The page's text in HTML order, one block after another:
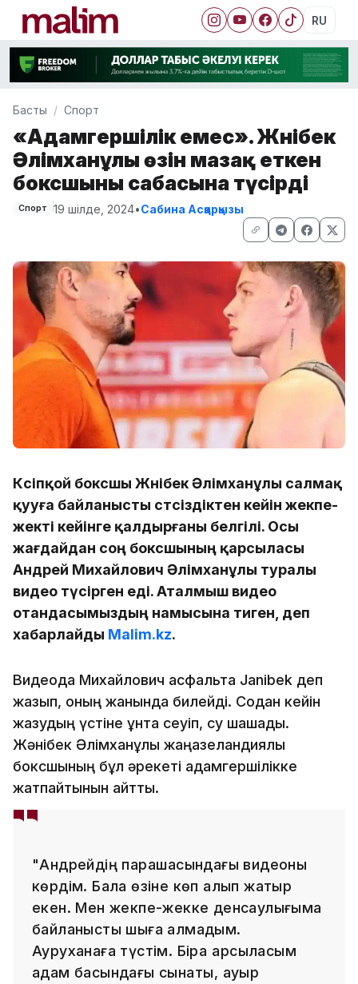
RU
Басты Спорт
«Адамгершілік емес». Жәнібек
Әлімханұлы өзін мазақ еткен
боксшыны сабасына түсірді
Спорт 19 шілде, 2024•Сабина Асқарқызы
Кәсіпқой боксшы Жәнібек Әлімханұлы салмақ
қууға байланысты сәтсіздіктен кейін жекпе-
жекті кейінге қалдырғаны белгілі. Осы
жағдайдан соң боксшының қарсыласы
Андрей Михайлович Әлімханұлы туралы
видео түсірген еді. Аталмыш видео
отандасымыздың намысына тиген, деп
хабарлайды Malim.kz.
Видеода Михайлович асфальтқа Janibek деп
жазып, оның жанында билейді. Содан кейін
жазудың үстіне ұнтақ сеуіп, су шашады.
Жәнібек Әлімханұлы жаңазеландиялық
боксшының бұл әрекеті адамгершілікке
жатпайтынын айтты.
"Андрейдің парақшасындағы видеоны
көрдім. Бала өзіне көп алып жатыр
екен. Мен жекпе-жекке денсаулығыма
байланысты шыға алмадым.
Ауруханаға түстім. Бірақ қарсыласым
адам басындағы сынақты, ауыр